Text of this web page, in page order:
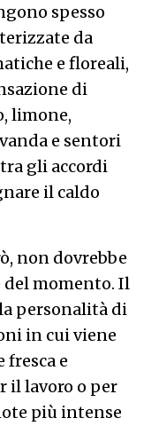
spesso
da
e floreali,
di
limone,
e sentori
gli accordi
il caldo
non dovrebbe
momento. Il
personalità di
in cui viene
e
il lavoro o per
più intense